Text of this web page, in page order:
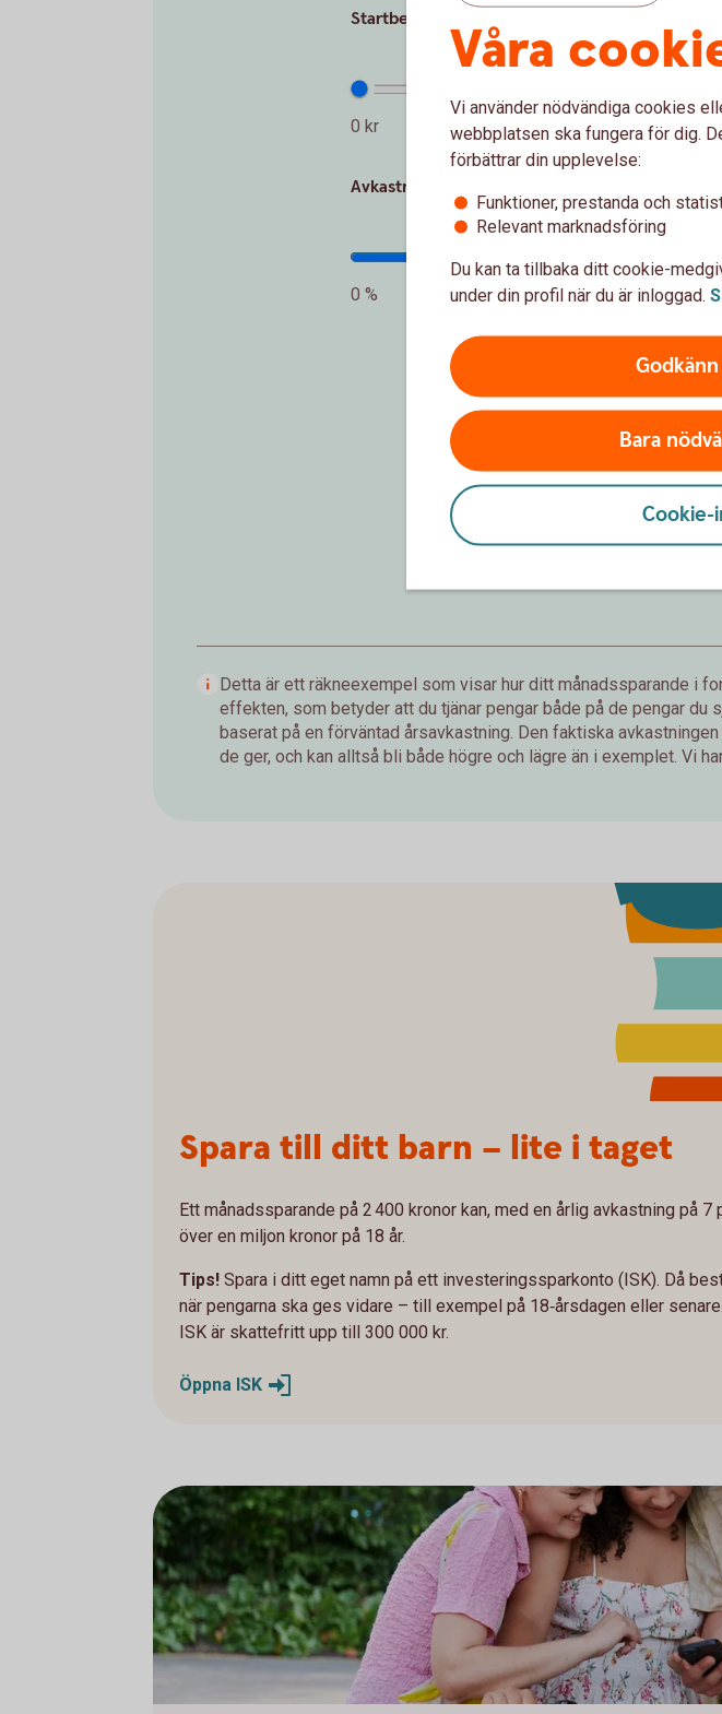
Startbelopp (kr)
0 kr
Avkastning per år (%)
0 %
Förväntat
172
Insättningar från dig är 120 000 kr.
Logga in och
Detta är ett räkneexempel som visar hur ditt månadssparande i
effekten, som betyder att du tjänar pengar både på de pengar du
baserat på en förväntad årsavkastning. Den faktiska
de ger, och kan alltså bli både högre och lägre än i exemplet. Vi
Spara till ditt barn – lite i taget
Ett månadssparande på 2 400 kronor kan, med en årlig avkastning på 7
över en miljon kronor på 18 år.
Tips! Spara i ditt eget namn på ett investeringssparkonto (ISK). Då
när pengarna ska ges vidare – till exempel på 18‑årsdagen eller
ISK är skattefritt upp till 300 000 kr.
Öppna ISK
Våra
Vi använder nödvändiga cookies
webbplatsen ska fungera för dig.
förbättrar din upplevelse:
Funktioner, prestanda och
Relevant marknadsföring
Du kan ta tillbaka ditt cookie-
under din profil när du är inloggad.
Bara
Cookie-